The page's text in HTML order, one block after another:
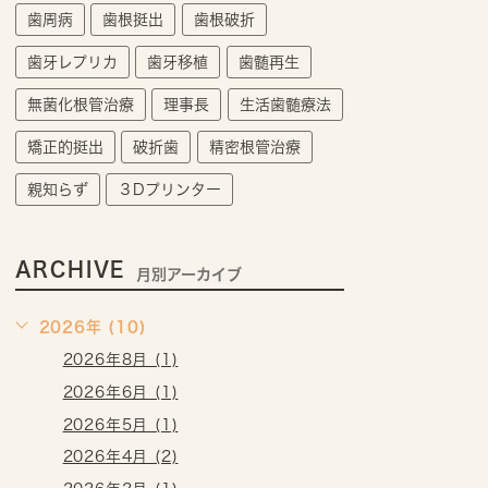
歯周病 歯根挺出 歯根破折
歯牙レプリカ 歯牙移植 歯髄再生
無菌化根管治療 理事長 生活歯髄療法
矯正的挺出 破折歯 精密根管治療
親知らず ３Dプリンター
ARCHIVE 月別アーカイブ
2026年 (10)
2026年8月 (1)
2026年6月 (1)
2026年5月 (1)
2026年4月 (2)